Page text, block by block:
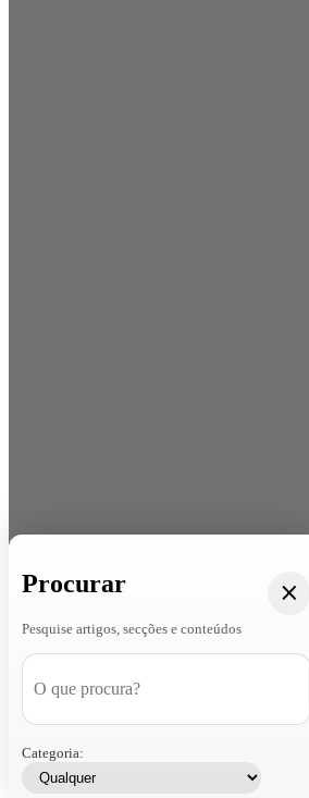
Procurar
Pesquise artigos, secções e conteúdos
Categoria: